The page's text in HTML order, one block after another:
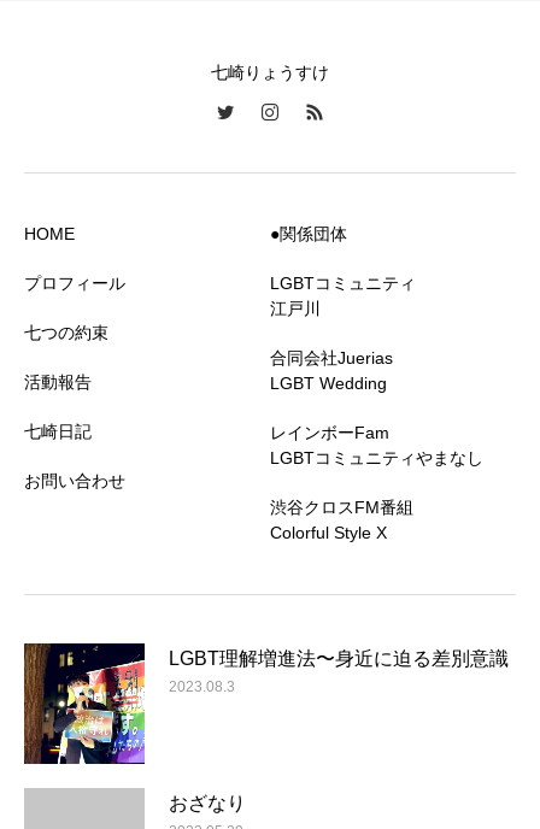
七崎りょうすけ
HOME
プロフィール
七つの約束
活動報告
七崎日記
お問い合わせ
●関係団体
LGBTコミュニティ
江戸川
合同会社Juerias
LGBT Wedding
レインボーFam
LGBTコミュニティやまなし
渋谷クロスFM番組
Colorful Style X
LGBT理解増進法〜身近に迫る差別意識
2023.08.3
おざなり